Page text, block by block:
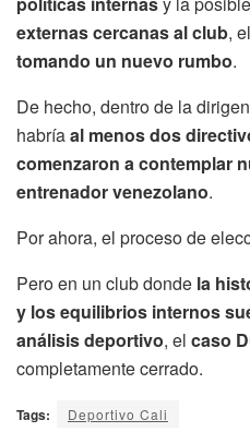
externas cercanas al club,
tomando un nuevo rumbo.
De hecho, dentro de la
habríaal menos dos
comenzaron a contemplar
entrenador venezolano.
Por ahora, el proceso de
Pero en un club donde la
y los equilibrios internos
análisis deportivo, el caso
completamente cerrado.
Tags: Deportivo Cali